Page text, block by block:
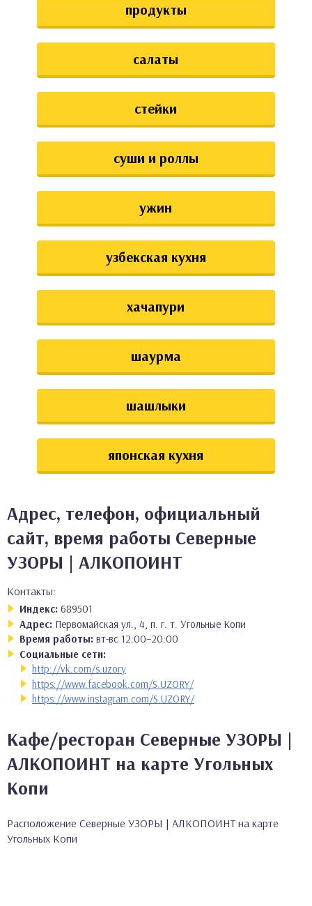
продукты
салаты
стейки
суши и роллы
ужин
узбекская кухня
хачапури
шаурма
шашлыки
японская кухня
Адрес, телефон, официальный
сайт, время работы Северные
УЗОРЫ | АЛКОПОИНТ
Контакты:
Индекс: 689501
Адрес: Первомайская ул., 4, п. г. т. Угольные Копи
Время работы: вт-вс 12:00–20:00
Социальные сети:
http://vk.com/s.uzory
https://www.facebook.com/S.UZORY/
https://www.instagram.com/S.UZORY/
Кафе/ресторан Северные УЗОРЫ |
АЛКОПОИНТ на карте Угольных
Копи
Расположение Северные УЗОРЫ | АЛКОПОИНТ на карте
Угольных Копи